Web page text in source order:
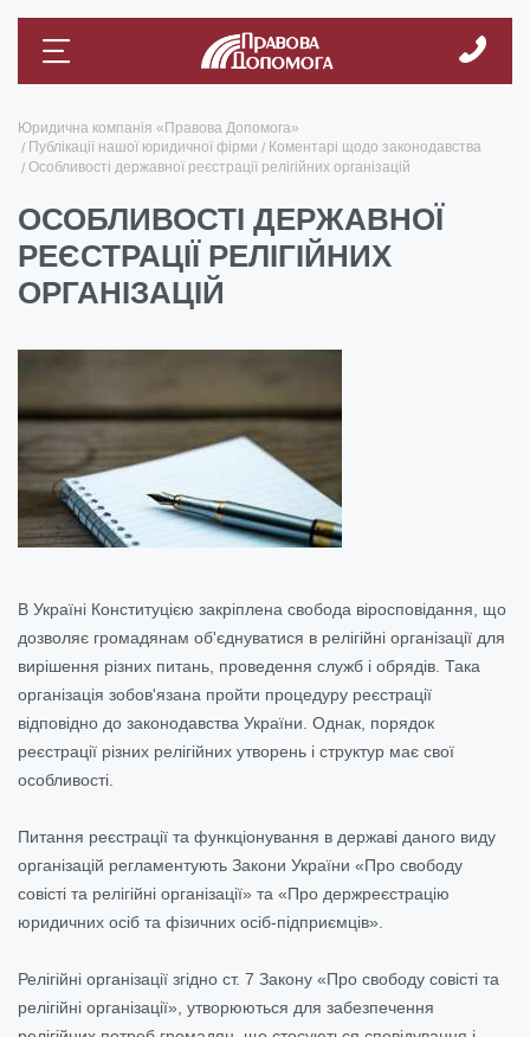
Юридична компанія «Правова Допомога»
Публікації нашої юридичної фірми
Коментарі щодо законодавства
Особливості державної реєстрації релігійних організацій
ОСОБЛИВОСТІ ДЕРЖАВНОЇ
РЕЄСТРАЦІЇ РЕЛІГІЙНИХ
ОРГАНІЗАЦІЙ
В Україні Конституцією закріплена свобода віросповідання, що
дозволяє громадянам об'єднуватися в релігійні організації для
вирішення різних питань, проведення служб і обрядів. Така
організація зобов'язана пройти процедуру реєстрації
відповідно до законодавства України. Однак, порядок
реєстрації різних релігійних утворень і структур має свої
особливості.
Питання реєстрації та функціонування в державі даного виду
організацій регламентують Закони України «Про свободу
совісті та релігійні організації» та «Про держреєстрацію
юридичних осіб та фізичних осіб-підприємців».
Релігійні організації згідно ст. 7 Закону «Про свободу совісті та
релігійні організації», утворюються для забезпечення